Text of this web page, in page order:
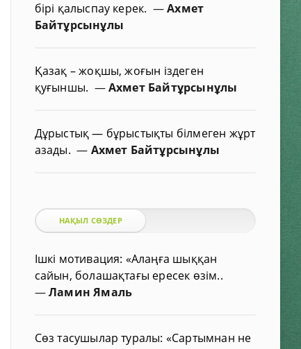
бірі қалыспау керек. —Ахмет
Байтұрсынұлы
Қазақ – жоқшы, жоғын іздеген
қуғыншы. —Ахмет Байтұрсынұлы
Дұрыстық — бұрыстықты білмеген жұрт
азады.— Ахмет Байтұрсынұлы
НАҚЫЛ СӨЗДЕР
Ішкі мотивация: «Алаңға шыққан
сайын, болашақтағы ересек өзім..
—Ламин Ямаль
Сөз тасушылар туралы: «Сартымнан не